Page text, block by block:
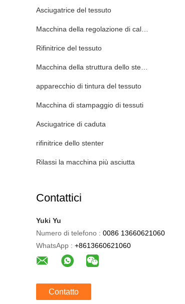
Asciugatrice del tessuto
Macchina della regolazione di calore del tessuto
Rifinitrice del tessuto
Macchina della struttura dello stenditoio
apparecchio di tintura del tessuto
Macchina di stampaggio di tessuti
Asciugatrice di caduta
rifinitrice dello stenter
Rilassi la macchina più asciutta
Contattici
Yuki Yu
Numero di telefono : 0086 13660621060
WhatsApp : +8613660621060
Contatto